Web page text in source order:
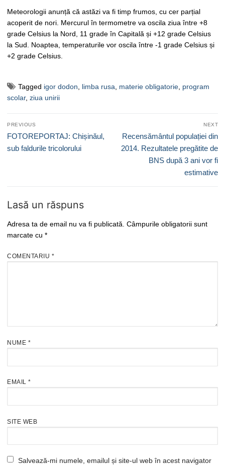
Meteorologii anunță că astăzi va fi timp frumos, cu cer parțial
acoperit de nori. Mercurul în termometre va oscila ziua între +8
grade Celsius la Nord, 11 grade în Capitală și +12 grade Celsius
la Sud. Noaptea, temperaturile vor oscila între -1 grade Celsius și
+2 grade Celsius.
Tagged igor dodon limba rusa materie obligatorie program
scolar, ziua unirii
Navigare
în
articole
PREVIOUS
Previous
post:
FOTOREPORTAJ: Chișinăul,
sub faldurile tricolorului
NEXT
Next
post:
Recensământul populației din
2014. Rezultatele pregătite de
BNS după 3 ani vor fi
estimative
Lasă un răspuns
Adresa ta de email nu va fi publicată. Câmpurile obligatorii sunt
marcate cu *
COMENTARIU *
NUME *
EMAIL *
SITE WEB
Salvează-mi numele, emailul și site-ul web în acest navigator